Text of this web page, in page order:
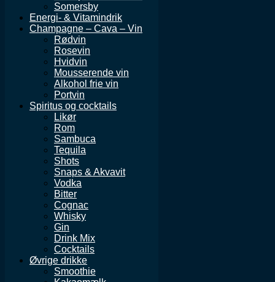
Somersby
Energi- & Vitamindrik
Champagne – Cava – Vin
Rødvin
Rosevin
Hvidvin
Mousserende vin
Alkohol frie vin
Portvin
Spiritus og cocktails
Likør
Rom
Sambuca
Tequila
Shots
Snaps & Akvavit
Vodka
Bitter
Cognac
Whisky
Gin
Drink Mix
Cocktails
Øvrige drikke
Smoothie